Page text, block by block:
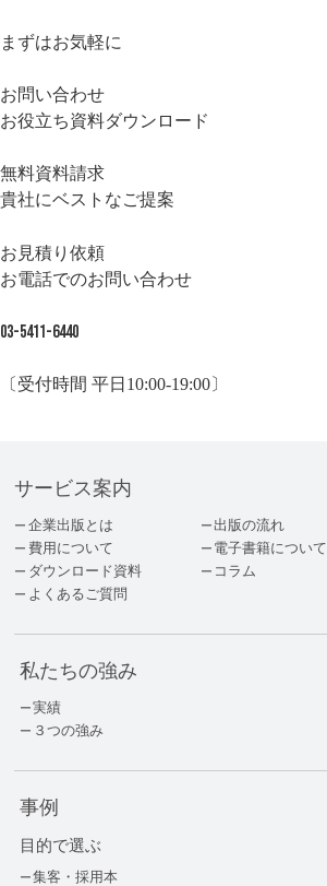
まずはお気軽に
お問い合わせ
お役立ち資料ダウンロード
無料資料請求
貴社にベストなご提案
お見積り依頼
お電話でのお問い合わせ
03-5411-6440
〔受付時間 平日10:00-19:00〕
サービス案内
企業出版とは
出版の流れ
費用について
電子書籍について
ダウンロード資料
コラム
よくあるご質問
私たちの強み
実績
３つの強み
事例
目的で選ぶ
集客・採用本